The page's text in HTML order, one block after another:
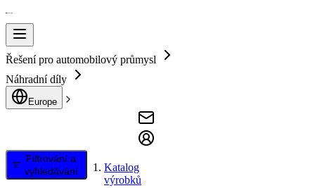
Řešení pro automobilový průmysl
Náhradní díly
Europe
Filtrování a
vyhledávání
Katalog
výrobků